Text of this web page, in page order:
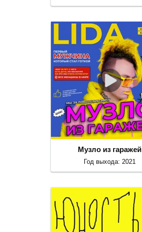
Музло из гаражей
Год выхода: 2021